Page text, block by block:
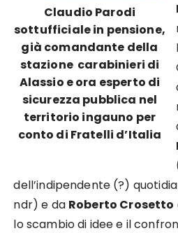
Claudio Parodi
sottufficiale in pensione,
già comandante della
stazione carabinieri di
Alassio e ora esperto di
sicurezza pubblica nel
territorio ingauno per
conto di Fratelli d’Italia
dell’indipendente (?)
ndr) e da Roberto Crosetto
lo scambio di idee e il